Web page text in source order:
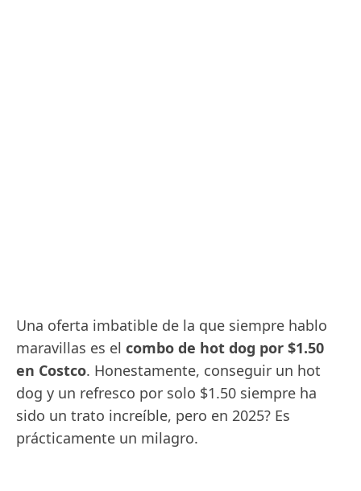
Una oferta imbatible de la que siempre hablo
maravillas es el combo de hot dog por $1.50
en Costco. Honestamente, conseguir un hot
dog y un refresco por solo $1.50 siempre ha
sido un trato increíble, pero en 2025? Es
prácticamente un milagro.